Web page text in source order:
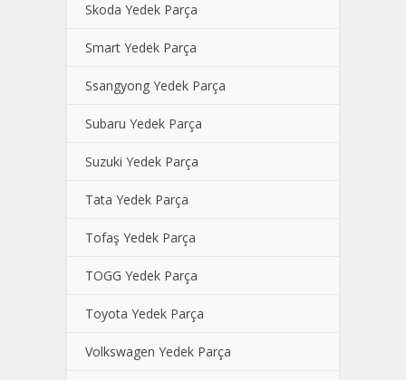
Skoda Yedek Parça
Smart Yedek Parça
Ssangyong Yedek Parça
Subaru Yedek Parça
Suzuki Yedek Parça
Tata Yedek Parça
Tofaş Yedek Parça
TOGG Yedek Parça
Toyota Yedek Parça
Volkswagen Yedek Parça